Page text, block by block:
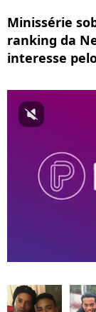
Minissérie
ranking da
interesse